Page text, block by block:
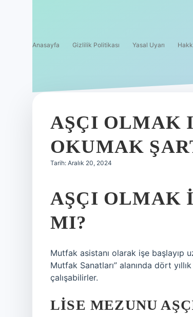
Anasayfa Gizlilik Politikası Yasal Uyarı
AŞÇI OLMAK
OKUMAK
Tarih: Aralık 20, 2024
AŞÇI OLMAK
MI?
Mutfak asistanı olarak işe başlayıp
Mutfak Sanatları” alanında dört
çalışabilirler.
LISE MEZUNU